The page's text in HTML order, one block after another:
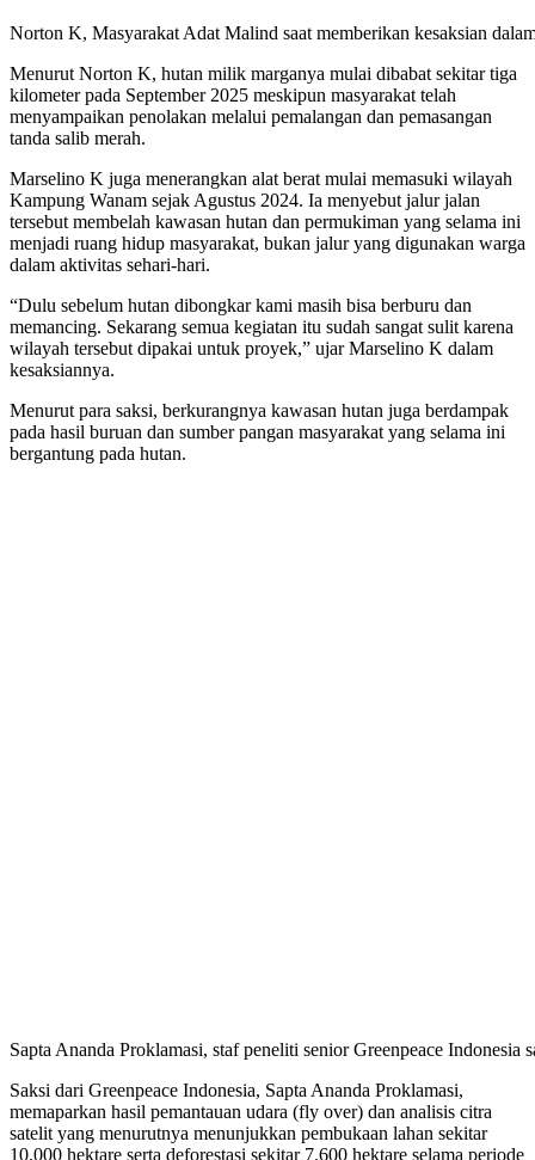
Norton K, Masyarakat Adat Malind saat memberikan kesaksian
Menurut Norton K, hutan milik marganya mulai dibabat sekitar tiga
kilometer pada September 2025 meskipun masyarakat telah
menyampaikan penolakan melalui pemalangan dan pemasangan
tanda salib merah.
Marselino K juga menerangkan alat berat mulai memasuki wilayah
Kampung Wanam sejak Agustus 2024. Ia menyebut jalur jalan
tersebut membelah kawasan hutan dan permukiman yang selama ini
menjadi ruang hidup masyarakat, bukan jalur yang digunakan warga
dalam aktivitas sehari-hari.
“Dulu sebelum hutan dibongkar kami masih bisa berburu dan
memancing. Sekarang semua kegiatan itu sudah sangat sulit karena
wilayah tersebut dipakai untuk proyek,” ujar Marselino K dalam
kesaksiannya.
Menurut para saksi, berkurangnya kawasan hutan juga berdampak
pada hasil buruan dan sumber pangan masyarakat yang selama ini
bergantung pada hutan.
Sapta Ananda Proklamasi, staf peneliti senior Greenpeace
Saksi dari Greenpeace Indonesia, Sapta Ananda Proklamasi,
memaparkan hasil pemantauan udara (fly over) dan analisis citra
satelit yang menurutnya menunjukkan pembukaan lahan sekitar
10.000 hektare serta deforestasi sekitar 7.600 hektare selama periode